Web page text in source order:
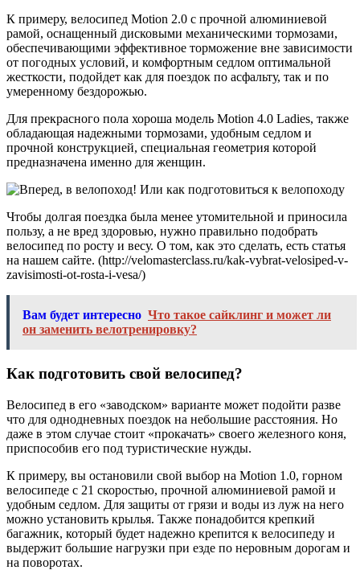
К примеру, велосипед Motion 2.0 с прочной алюминиевой
рамой, оснащенный дисковыми механическими тормозами,
обеспечивающими эффективное торможение вне зависимости
от погодных условий, и комфортным седлом оптимальной
жесткости, подойдет как для поездок по асфальту, так и по
умеренному бездорожью.
Для прекрасного пола хороша модель Motion 4.0 Ladies, также
обладающая надежными тормозами, удобным седлом и
прочной конструкцией, специальная геометрия которой
предназначена именно для женщин.
Чтобы долгая поездка была менее утомительной и приносила
пользу, а не вред здоровью, нужно правильно подобрать
велосипед по росту и весу. О том, как это сделать, есть статья
на нашем сайте. (http://velomasterclass.ru/kak-vybrat-velosiped-v-
zavisimosti-ot-rosta-i-vesa/)
Вам будет интересно Что такое сайклинг и может ли
он заменить велотренировку?
Как подготовить свой велосипед?
Велосипед в его «заводском» варианте может подойти разве
что для однодневных поездок на небольшие расстояния. Но
даже в этом случае стоит «прокачать» своего железного коня,
приспособив его под туристические нужды.
К примеру, вы остановили свой выбор на Motion 1.0, горном
велосипеде с 21 скоростью, прочной алюминиевой рамой и
удобным седлом. Для защиты от грязи и воды из луж на него
можно установить крылья. Также понадобится крепкий
багажник, который будет надежно крепится к велосипеду и
выдержит большие нагрузки при езде по неровным дорогам и
на поворотах.